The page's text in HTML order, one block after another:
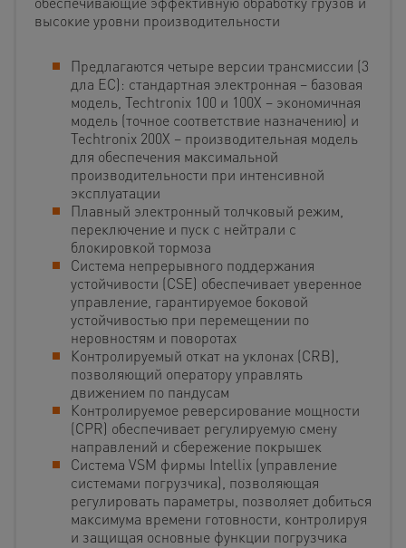
высокие уровни производительности
Предлагаются четыре версии трансмиссии (3
дла ЕС): стандартная электронная – базовая
модель, Techtronix 100 и 100Х – экономичная
модель (точное соответствие назначению) и
Techtronix 200X – производительная модель
для обеспечения максимальной
производительности при интенсивной
эксплуатации
Плавный электронный толчковый режим,
переключение и пуск с нейтрали с
блокировкой тормоза
Система непрерывного поддержания
устойчивости (CSE) обеспечивает уверенное
управление, гарантируемое боковой
устойчивостью при перемещении по
неровностям и поворотах
Контролируемый откат на уклонах (CRB),
позволяющий оператору управлять
движением по пандусам
Контролируемое реверсирование мощности
(CPR) обеспечивает регулируемую смену
направлений и сбережение покрышек
Система VSM фирмы Intellix (управление
системами погрузчика), позволяющая
регулировать параметры, позволяет добиться
максимума времени готовности, контролируя
и защищая основные функции погрузчика